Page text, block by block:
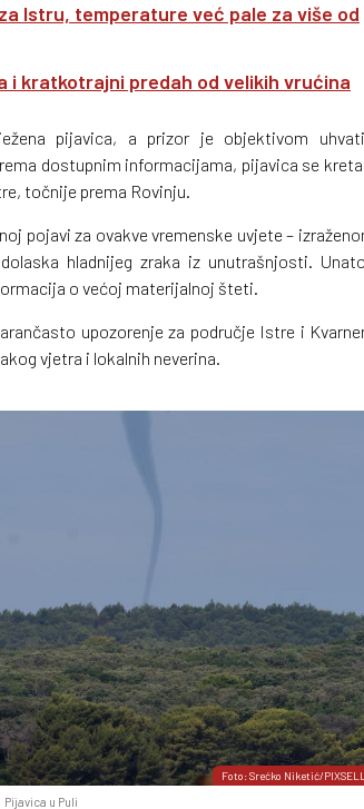
Istru, temperature već pale za više od
i kratkotrajni predah od velikih vrućina
pijavica, a prizor je objektivom
dostupnim informacijama, pijavica se
točnije prema Rovinju.
pojavi za ovakve vremenske uvjete –
hladnijeg zraka iz unutrašnjosti.
o većoj materijalnoj šteti.
upozorenje za područje Istre i
vjetra i lokalnih neverina.
Foto: Srećko Niketić/PIXSELL
Pijavica u Puli